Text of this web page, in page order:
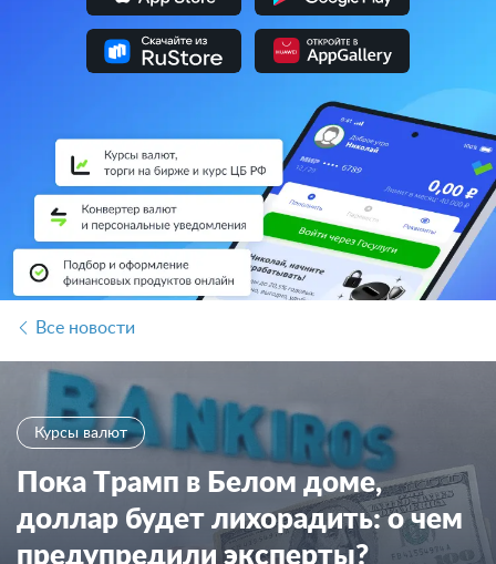
Все новости
Курсы валют
Пока Трамп в Белом доме,
доллар будет лихорадить: о чем
предупредили эксперты?